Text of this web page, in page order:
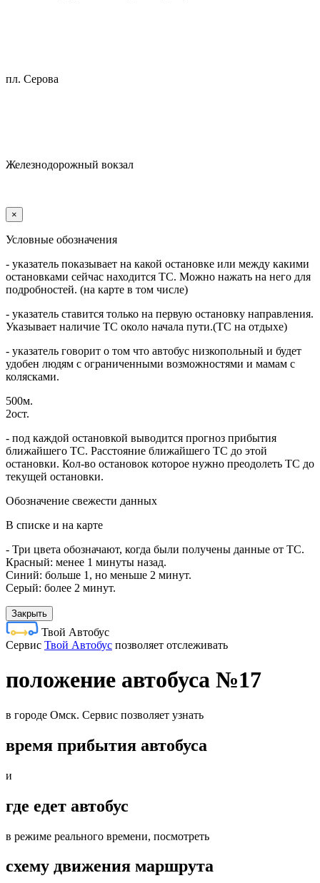
пл. Серова
Железнодорожный вокзал
×
Условные обозначения
- указатель показывает на какой остановке или между какими
остановками сейчас находится ТС. Можно нажать на него для
подробностей. (на карте в том числе)
- указатель ставится только на первую остановку направления.
Указывает наличие ТС около начала пути.(ТС на отдыхе)
- указатель говорит о том что автобус низкопольный и будет
удобен людям с ограниченными возможностями и мамам с
колясками.
500м.
2ост.
- под каждой остановкой выводится прогноз прибытия
ближайшего ТС. Расстояние ближайшего ТС до этой
остановки. Кол-во остановок которое нужно преодолеть ТС до
текущей остановки.
Обозначение свежести данных
В списке и на карте
- Три цвета обозначают, когда были получены данные от ТС.
Красный: менее 1 минуты назад.
Синий: больше 1, но меньше 2 минут.
Серый: более 2 минут.
Закрыть
Твой Автобус
Cервис Твой Автобус позволяет отслеживать
положение автобуса №17
в городе Омск. Сервис позволяет узнать
время прибытия автобуса
и
где едет автобус
в режиме реального времени, посмотреть
схему движения маршрута